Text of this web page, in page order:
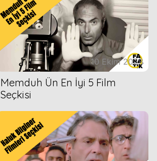
10 Ekim 2023
Memduh Ün En İyi 5 Film
Seçkisi